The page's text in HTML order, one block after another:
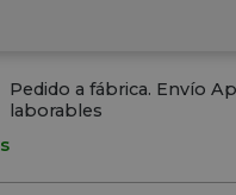
Pedido a fábrica. Envío
laborables